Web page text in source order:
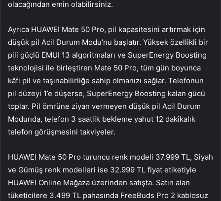
olacağından emin olabilirsiniz.
Ayrıca HUAWEI Mate 50 Pro, pil kapasitesini artırmak için
düşük pil Acil Durum Modu’nu başlatır. Yüksek özellikli bir
pili güçlü EMUI 13 algoritmaları ve SuperEnergy Boosting
teknolojisi ile birleştiren Mate 50 Pro, tüm gün boyunca
kâfi pil ve taşınabilirliğe sahip olmanızı sağlar. Telefonun
pil düzeyi 1’e düşerse, SuperEnergy Boosting kalan gücü
toplar. Pil ömrüne ziyan vermeyen düşük pil Acil Durum
Modunda, telefon 3 saatlik bekleme yahut 12 dakikalık
telefon görüşmesini takviyeler.
HUAWEI Mate 50 Pro turuncu renk modeli 37.999 TL, Siyah
ve Gümüş renk modelleri ise 32.999 TL fiyat etiketiyle
HUAWEI Online Mağaza üzerinden satışta. Satın alan
tüketicilere 3.499 TL pahasında FreeBuds Pro 2 kablosuz